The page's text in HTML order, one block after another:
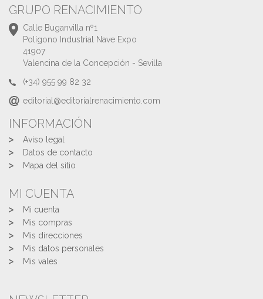
GRUPO RENACIMIENTO
Calle Buganvilla nº1
Polígono Industrial Nave Expo
41907
Valencina de la Concepción - Sevilla
(+34) 955 99 82 32
editorial@editorialrenacimiento.com
INFORMACIÓN
Aviso legal
Datos de contacto
Mapa del sitio
MI CUENTA
Mi cuenta
Mis compras
Mis direcciones
Mis datos personales
Mis vales